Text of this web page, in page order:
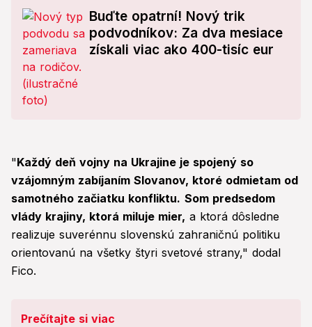
Buďte opatrní! Nový trik
podvodníkov: Za dva mesiace
získali viac ako 400-tisíc eur
"Každý deň vojny na Ukrajine je spojený so
vzájomným zabíjaním Slovanov, ktoré odmietam od
samotného začiatku konfliktu. Som predsedom
vlády krajiny, ktorá miluje mier, a ktorá dôsledne
realizuje suverénnu slovenskú zahraničnú politiku
orientovanú na všetky štyri svetové strany," dodal
Fico.
Prečítajte si viac